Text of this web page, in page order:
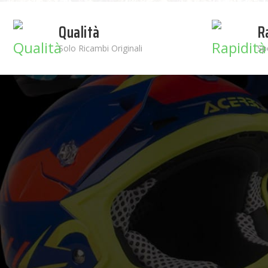
Qualità
Solo Ricambi Originali